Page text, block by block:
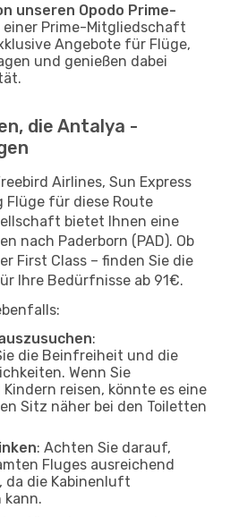
unseren Opodo Prime-
einer Prime-Mitgliedschaft
Angebote für Flüge,
und genießen dabei
die Antalya -
Airlines, Sun Express
Flüge für diese Route
bietet Ihnen eine
nach Paderborn (PAD). Ob
First Class – finden Sie die
Ihre Bedürfnisse ab 91€.
:
die Beinfreiheit und die
Wenn Sie
reisen, könnte es eine
Sitz näher bei den Toiletten
: Achten Sie darauf,
Fluges ausreichend
da die Kabinenluft
kann.